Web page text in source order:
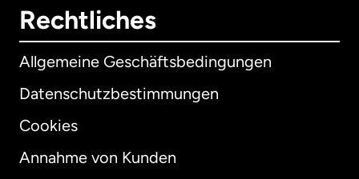
Rechtliches
Allgemeine Geschäftsbedingungen
Datenschutzbestimmungen
Cookies
Annahme von Kunden